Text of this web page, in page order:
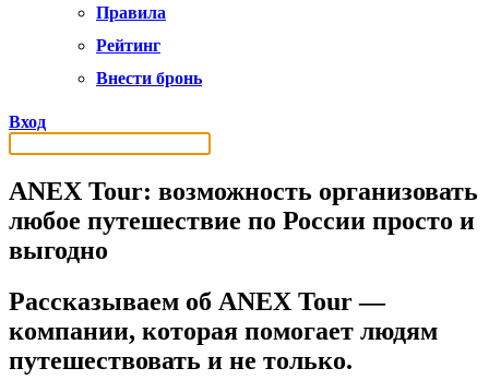
Правила
Рейтинг
Внести бронь
Вход
ANEX Tour: возможность организовать
любое путешествие по России просто и
выгодно
Рассказываем об ANEX Tour —
компании, которая помогает людям
путешествовать и не только.